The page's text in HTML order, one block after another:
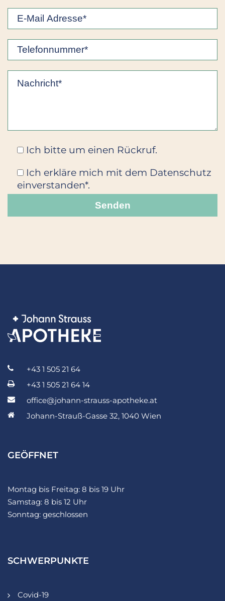
Ich bitte um einen Rückruf.
Ich erkläre mich mit dem Datenschutz
einverstanden*.
+43 1 505 21 64
+43 1 505 21 64 14
office@johann-strauss-apotheke.at
Johann-Strauß-Gasse 32, 1040 Wien
GEÖFFNET
Montag bis Freitag: 8 bis 19 Uhr
Samstag: 8 bis 12 Uhr
Sonntag: geschlossen
SCHWERPUNKTE
Covid-19